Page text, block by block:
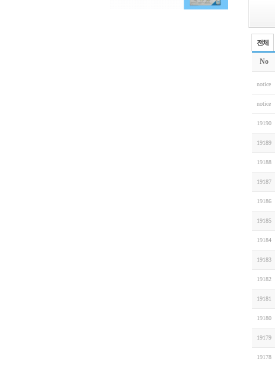
전체
No
notice
notice
19190
19189
19188
19187
19186
19185
19184
19183
19182
19181
19180
19179
19178